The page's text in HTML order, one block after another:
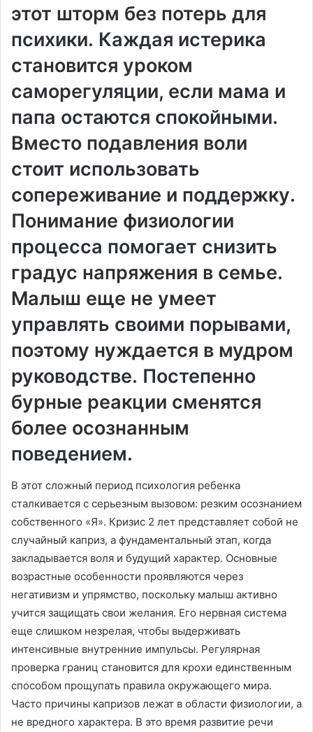
этот шторм без потерь для
психики․ Каждая истерика
становится уроком
саморегуляции, если мама и
папа остаются спокойными․
Вместо подавления воли
стоит использовать
сопереживание и поддержку․
Понимание физиологии
процесса помогает снизить
градус напряжения в семье․
Малыш еще не умеет
управлять своими порывами,
поэтому нуждается в мудром
руководстве․ Постепенно
бурные реакции сменятся
более осознанным
поведением․
В этот сложный период психология ребенка
сталкивается с серьезным вызовом: резким осознанием
собственного «Я»․ Кризис 2 лет представляет собой не
случайный каприз, а фундаментальный этап, когда
закладывается воля и будущий характер․ Основные
возрастные особенности проявляются через
негативизм и упрямство, поскольку малыш активно
учится защищать свои желания․ Его нервная система
еще слишком незрелая, чтобы выдерживать
интенсивные внутренние импульсы․ Регулярная
проверка границ становится для крохи единственным
способом прощупать правила окружающего мира․
Часто причины капризов лежат в области физиологии, а
не вредного характера․ В это время развитие речи